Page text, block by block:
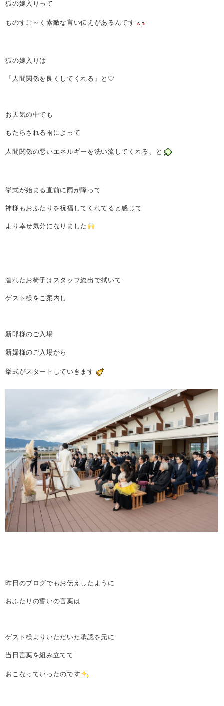
狐の嫁入りって
ものすご～く素敵な言い伝えがあるんです
狐の嫁入りは
『人間関係を良くしてくれる』と♡
お天気の中でも
もたらされる雨によって
人間関係の悪いエネルギーを洗い流してくれる、と
挙式が始まる直前に雨が降って
神様もおふたりを祝福してくれてると感じて
より幸せ気分になりました
濡れたお椅子はスタッフ総出で拭いて
ゲスト様をご案内し
新郎様のご入場
新婦様のご入場から
挙式がスタートしていきます
昨日のブログでもお伝えしたように
おふたりの誓いの言葉は
ゲスト様よりいただいた承認を元に
当日言葉を組み立てて
おこなっていったのです